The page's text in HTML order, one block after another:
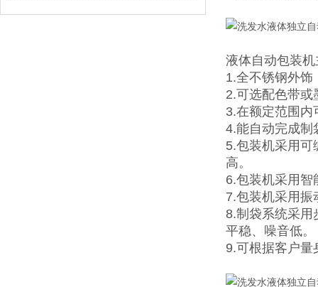
液体自动包装机
1.全不锈钢外饰
2.可选配色带或
3.在额定范围内
4.能自动完成制
5.包装机采用可
高。
6.包装机采用智
7.包装机采用振
8.制袋系统采用
平稳、噪音低。
9.可根据客户量